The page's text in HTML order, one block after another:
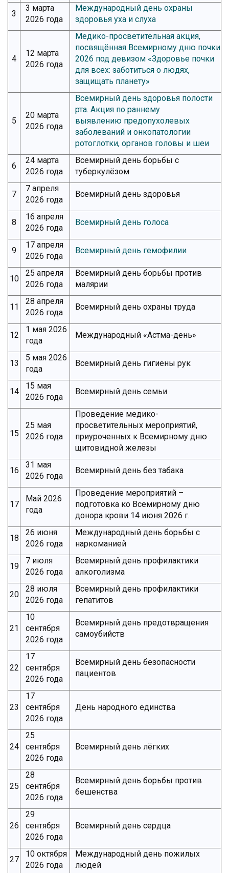
3
3 марта
2026 года
Международный день охраны
здоровья уха и слуха
4
12 марта
2026 года
Медико-просветительная акция,
посвящённая Всемирному дню почки
2026 под девизом «Здоровье почки
для всех: заботиться о людях,
защищать планету»
5
20 марта
2026 года
Всемирный день здоровья полости
рта. Акция по раннему
выявлению предопухолевых
заболеваний и онкопатологии
ротоглотки, органов головы и шеи
6
24 марта
2026 года
Всемирный день борьбы с
туберкулёзом
7
7 апреля
2026 года
Всемирный день здоровья
8
16 апреля
2026 года
Всемирный день голоса
9
17 апреля
2026 года
Всемирный день гемофилии
10
25 апреля
2026 года
Всемирный день борьбы против
малярии
11
28 апреля
2026 года
Всемирный день охраны труда
12
1 мая 2026
года
Международный «Астма-день»
13
5 мая 2026
года
Всемирный день гигиены рук
14
15 мая
2026 года
Всемирный день семьи
15
25 мая
2026 года
Проведение медико-
просветительных мероприятий,
приуроченных к Всемирному дню
щитовидной железы
16
31 мая
2026 года
Всемирный день без табака
17
Май 2026
года
Проведение мероприятий –
подготовка ко Всемирному дню
донора крови 14 июня 2026 г.
18
26 июня
2026 года
Международный день борьбы с
наркоманией
19
7 июля
2026 года
Всемирный день профилактики
алкоголизма
20
28 июля
2026 года
Всемирный день профилактики
гепатитов
21
10
сентября
2026 года
Всемирный день предотвращения
самоубийств
22
17
сентября
2026 года
Всемирный день безопасности
пациентов
23
17
сентября
2026 года
День народного единства
24
25
сентября
2026 года
Всемирный день лёгких
25
28
сентября
2026 года
Всемирный день борьбы против
бешенства
26
29
сентября
2026 года
Всемирный день сердца
27
10 октября
2026 года
Международный день пожилых
людей